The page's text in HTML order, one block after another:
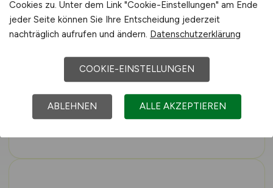
Firmenkundenberater*in
Hessen Thüringen
EDEKABANK AG
Kassel, Göttingen, Erfurt
Cookies zu. Unter dem Link "Cookie-Einstellungen" am Ende
jeder Seite können Sie Ihre Entscheidung jederzeit
nachträglich aufrufen und ändern. Datenschutzerklärung
COOKIE-EINSTELLUNGEN
ABLEHNEN ALLE AKZEPTIEREN